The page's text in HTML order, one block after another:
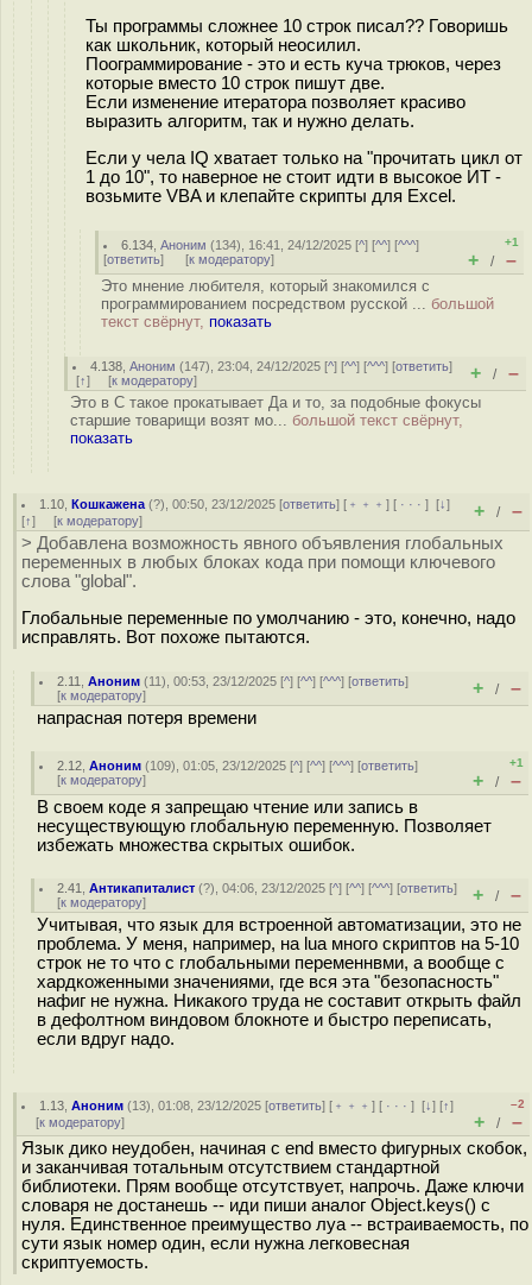
Ты программы сложнее 10 строк писал?? Говоришь
как школьник, который неосилил.
Поограммирование - это и есть куча трюков, через
которые вместо 10 строк пишут две.
Если изменение итератора позволяет красиво
выразить алгоритм, так и нужно делать.
Если у чела IQ хватает только на "прочитать цикл от
1 до 10", то наверное не стоит идти в высокое ИТ -
возьмите VBA и клепайте скрипты для Excel.
6.134 ,Аноним (134), 16:41, 24/12/2025 [^] [^^] [^^^]
[ответить] [к модератору]
+1
+ / –
Это мнение любителя, который знакомился с
программированием посредством русской ... большой
текст свёрнут, показать
4.138 ,Аноним (147), 23:04, 24/12/2025 [^] [^^] [^^^] [ответить]
[↑] [к модератору] + / –
Это в C такое прокатывает Да и то, за подобные фокусы
старшие товарищи возят мо... большой текст свёрнут,
показать
1.10 ,Кошкажена (?), 00:50, 23/12/2025 [ответить] [ ﹢﹢﹢] [ · · ·][↓]
[↑] [к модератору] + / –
> Добавлена возможность явного объявления глобальных
переменных в любых блоках кода при помощи ключевого
слова "global".
Глобальные переменные по умолчанию - это, конечно, надо
исправлять. Вот похоже пытаются.
2.11 ,Аноним (11), 00:53, 23/12/2025 [^] [^^] [^^^] [ответить]
[к модератору] + / –
напрасная потеря времени
2.12 ,Аноним (109), 01:05, 23/12/2025 [^] [^^] [^^^] [ответить]
[к модератору]
+1
+ / –
В своем коде я запрещаю чтение или запись в
несуществующую глобальную переменную. Позволяет
избежать множества скрытых ошибок.
2.41 ,Антикапиталист (?), 04:06, 23/12/2025 [^] [^^] [^^^] [ответить]
[к модератору] + / –
Учитывая, что язык для встроенной автоматизации, это не
проблема. У меня, например, на lua много скриптов на 5-10
строк не то что с глобальными переменнвми, а вообще с
хардкоженными значениями, где вся эта "безопасность"
нафиг не нужна. Никакого труда не составит открыть файл
в дефолтном виндовом блокноте и быстро переписать,
если вдруг надо.
1.13 ,Аноним (13), 01:08, 23/12/2025 [ответить] [ ﹢﹢﹢] [ · · ·][↓] [↑]
[к модератору]
–2
+ / –
Язык дико неудобен, начиная с end вместо фигурных скобок,
и заканчивая тотальным отсутствием стандартной
библиотеки. Прям вообще отсутствует, напрочь. Даже ключи
словаря не достанешь -- иди пиши аналог Object.keys() с
нуля. Единственное преимущество луа -- встраиваемость, по
сути язык номер один, если нужна легковесная
скриптуемость.